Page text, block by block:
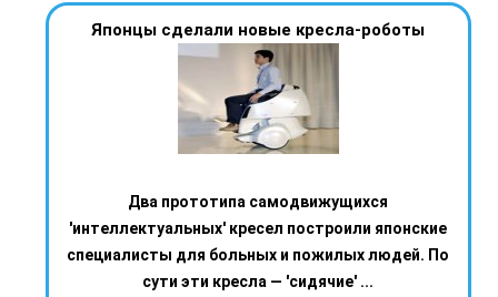
Японцы сделали новые кресла-роботы
Два прототипа самодвижущихся
'интеллектуальных' кресел построили японские
специалисты для больных и пожилых людей. По
сути эти кресла — 'сидячие' ...